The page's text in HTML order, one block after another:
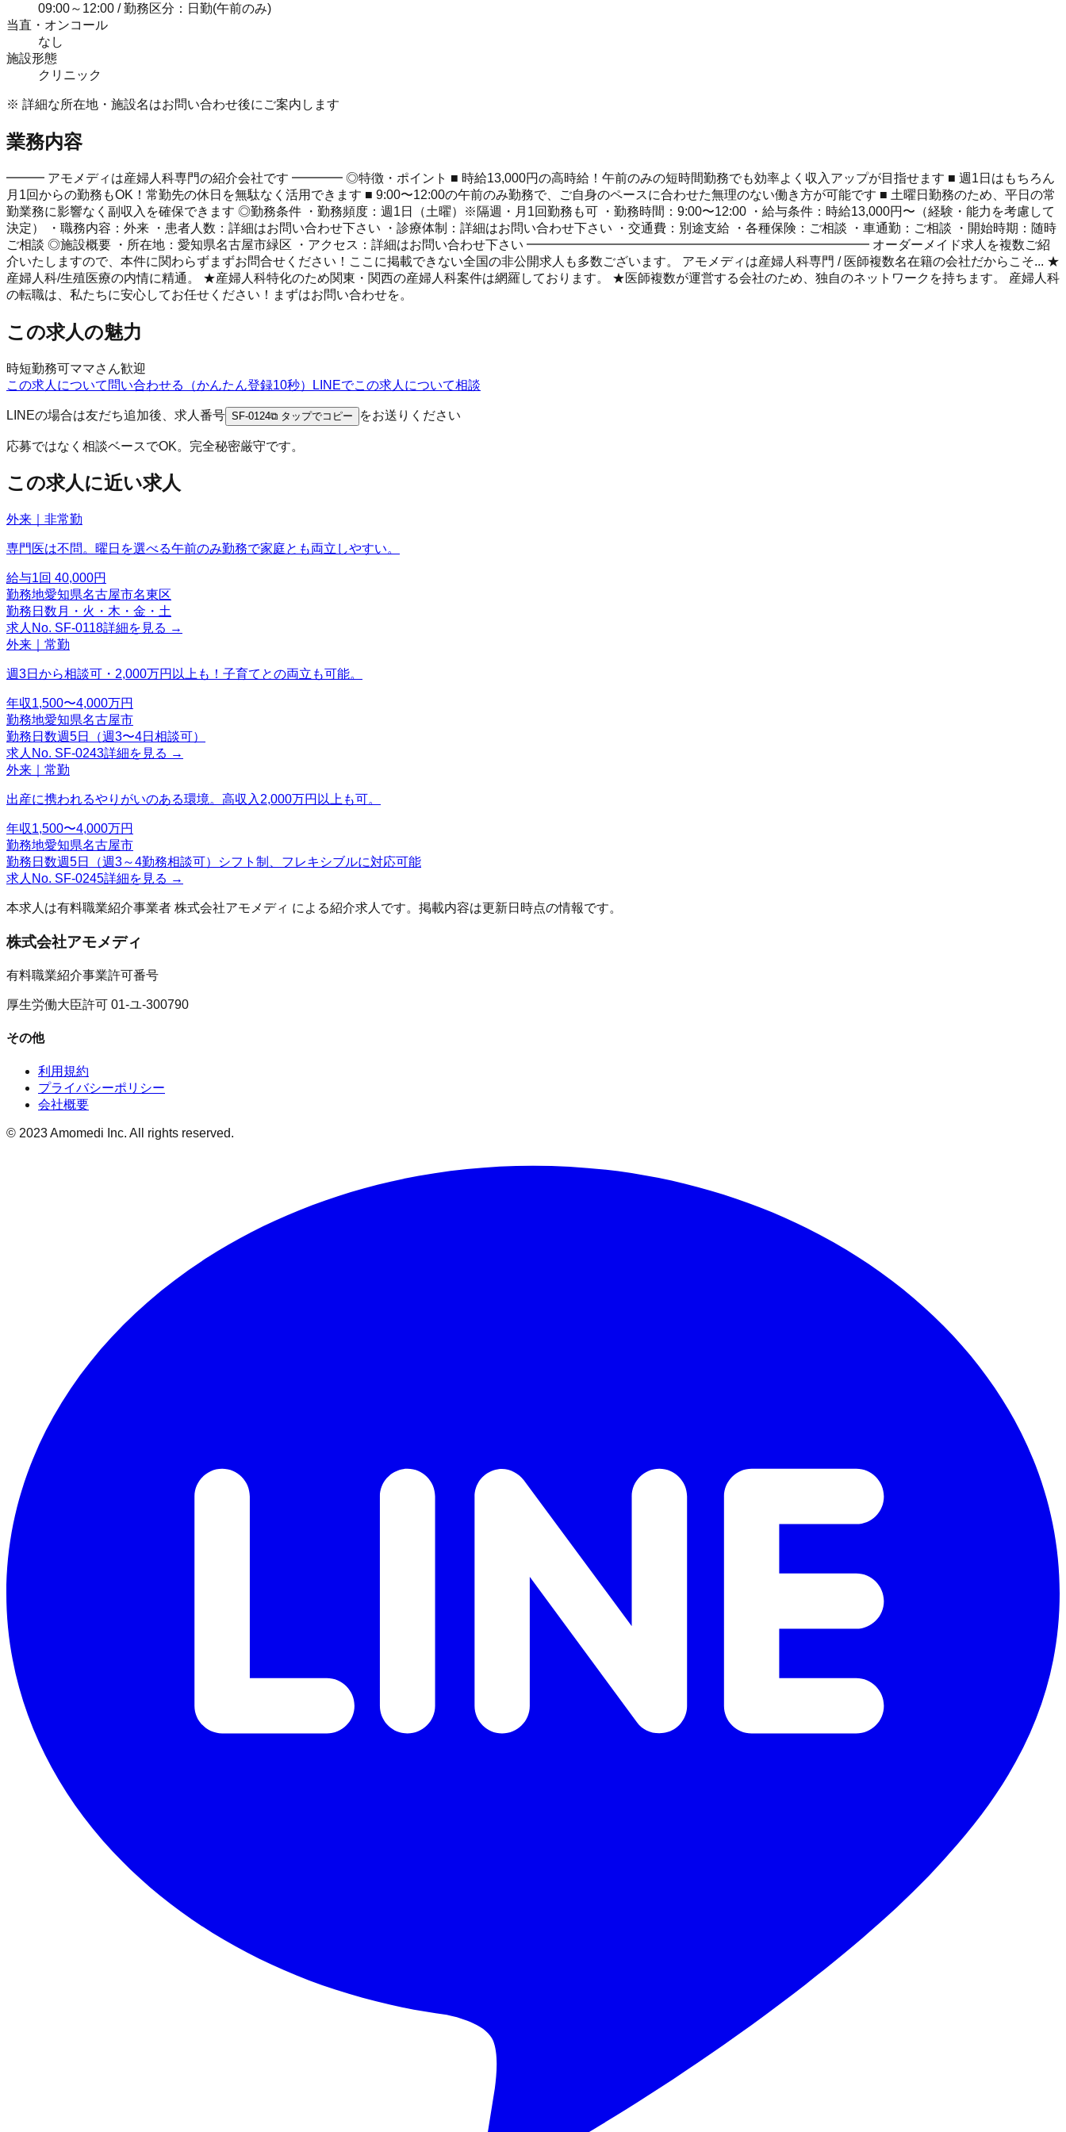
09:00～12:00 / 勤務区分：日勤(午前のみ)
当直・オンコール
なし
施設形態
クリニック
※ 詳細な所在地・施設名はお問い合わせ後にご案内します
業務内容
━━━ アモメディは産婦人科専門の紹介会社です ━━━━ ◎特徴・ポイント ■ 時給13,000円の高時給！午前のみの短時間勤務でも効率よく収入アップが目指せます ■ 週1日はもちろん
月1回からの勤務もOK！常勤先の休日を無駄なく活用できます ■ 9:00〜12:00の午前のみ勤務で、ご自身のペースに合わせた無理のない働き方が可能です ■ 土曜日勤務のため、平日の常
勤業務に影響なく副収入を確保できます ◎勤務条件 ・勤務頻度：週1日（土曜）※隔週・月1回勤務も可 ・勤務時間：9:00〜12:00 ・給与条件：時給13,000円〜（経験・能力を考慮して
決定） ・職務内容：外来 ・患者人数：詳細はお問い合わせ下さい ・診療体制：詳細はお問い合わせ下さい ・交通費：別途支給 ・各種保険：ご相談 ・車通勤：ご相談 ・開始時期：随時
ご相談 ◎施設概要 ・所在地：愛知県名古屋市緑区 ・アクセス：詳細はお問い合わせ下さい ━━━━━━━━━━━━━━━━━━━━━━━━━━━ オーダーメイド求人を複数ご紹
介いたしますので、本件に関わらずまずお問合せください！ここに掲載できない全国の非公開求人も多数ございます。 アモメディは産婦人科専門 / 医師複数名在籍の会社だからこそ... ★
産婦人科/生殖医療の内情に精通。 ★産婦人科特化のため関東・関西の産婦人科案件は網羅しております。 ★医師複数が運営する会社のため、独自のネットワークを持ちます。 産婦人科
の転職は、私たちに安心してお任せください！まずはお問い合わせを。
この求人の魅力
時短勤務可ママさん歓迎
この求人について問い合わせる（かんたん登録10秒）
LINEでこの求人について相談
LINEの場合は友だち追加後、求人番号 SF-0124⧉ タップでコピー をお送りください
応募ではなく相談ベースでOK。完全秘密厳守です。
この求人に近い求人
外来｜非常勤
専門医は不問。曜日を選べる午前のみ勤務で家庭とも両立しやすい。
給与1回 40,000円
勤務地愛知県名古屋市名東区
勤務日数 月・火・木・金・土
求人No. SF-0118詳細を見る →
外来｜常勤
週3日から相談可・2,000万円以上も！子育てとの両立も可能。
年収1,500〜4,000万円
勤務地愛知県名古屋市
勤務日数週5日（週3〜4日相談可）
求人No. SF-0243詳細を見る →
外来｜常勤
出産に携われるやりがいのある環境。高収入2,000万円以上も可。
年収1,500〜4,000万円
勤務地愛知県名古屋市
勤務日数週5日（週3～4勤務相談可）シフト制、フレキシブルに対応可能
求人No. SF-0245詳細を見る →
本求人は有料職業紹介事業者 株式会社アモメディ による紹介求人です。掲載内容は更新日時点の情報です。
株式会社アモメディ
有料職業紹介事業許可番号
厚生労働大臣許可 01-ユ-300790
その他
利用規約
プライバシーポリシー
会社概要
© 2023 Amomedi Inc. All rights reserved.